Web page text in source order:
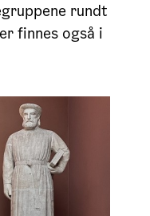
rundt
finnes også i